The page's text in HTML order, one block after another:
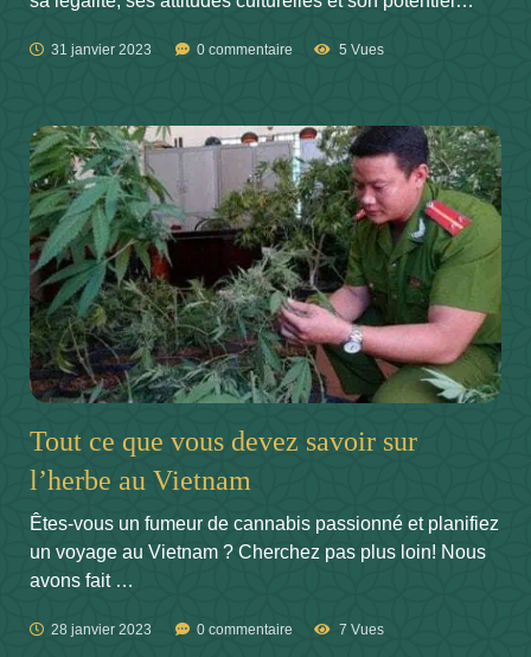
31 janvier 2023 0 commentaire 5 Vues
Tout ce que vous devez savoir sur
l’herbe au Vietnam
Êtes-vous un fumeur de cannabis passionné et planifiez
un voyage au Vietnam ? Cherchez pas plus loin! Nous
avons fait …
28 janvier 2023 0 commentaire 7 Vues